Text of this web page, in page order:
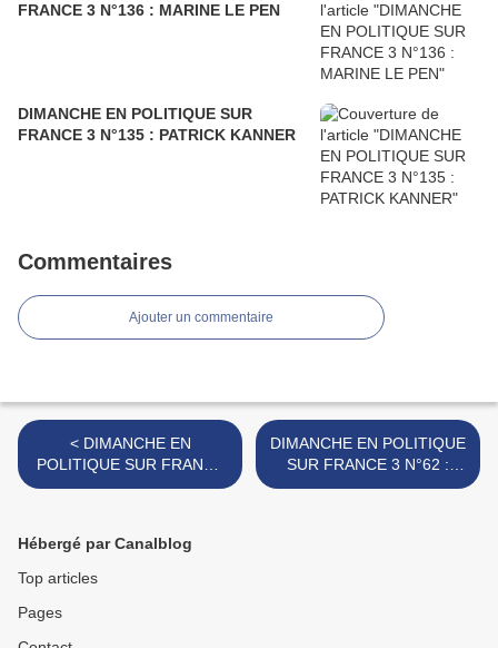
FRANCE 3 N°136 : MARINE LE PEN
DIMANCHE EN POLITIQUE SUR
FRANCE 3 N°135 : PATRICK KANNER
Commentaires
Ajouter un commentaire
< DIMANCHE EN
POLITIQUE SUR FRANCE
3 N°60 : STEPHANE LE
DIMANCHE EN POLITIQUE
SUR FRANCE 3 N°62 :
PHILIPPE MARTINEZ >
Hébergé par Canalblog
Top articles
Pages